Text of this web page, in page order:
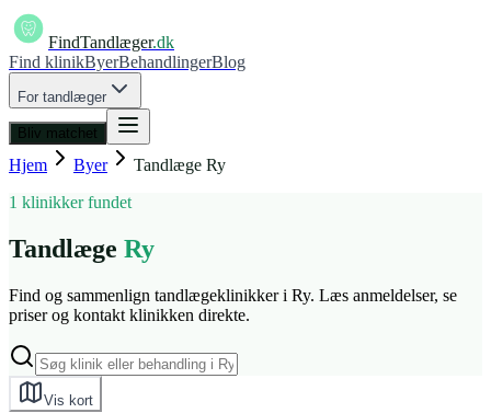
FindTandlæger.dk
Find klinikByerBehandlingerBlog
For tandlæger
Bliv matchet
Hjem Byer Tandlæge Ry
1 klinikker fundet
Tandlæge Ry
Find og sammenlign tandlægeklinikker i Ry. Læs anmeldelser, se
priser og kontakt klinikken direkte.
Vis kort